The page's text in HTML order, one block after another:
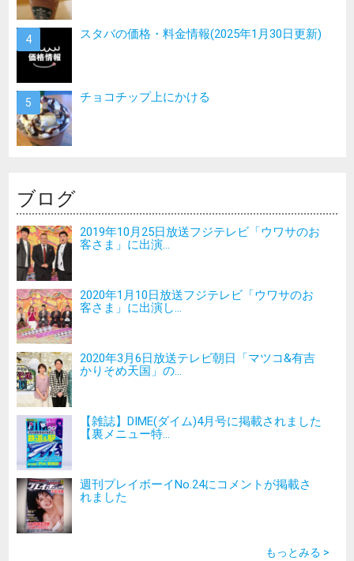
スタバの価格・料金情報(2025年1月30日更新)
チョコチップ上にかける
ブログ
2019年10月25日放送フジテレビ「ウワサのお
客さま」に出演...
2020年1月10日放送フジテレビ「ウワサのお
客さま」に出演し...
2020年3月6日放送テレビ朝日「マツコ&有吉
かりそめ天国」の...
【雑誌】DIME(ダイム)4月号に掲載されました
【裏メニュー特...
週刊プレイボーイNo.24にコメントが掲載さ
れました
もっとみる >